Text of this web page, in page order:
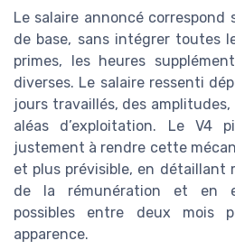
Le salaire annoncé
de base, sans intégrer toutes
primes, les heures
diverses. Le salaire ressenti
jours travaillés, des
aléas d’exploitation. Le V4
justement à rendre cette
et plus prévisible, en détaillant
de la rémunération et en
possibles entre deux mois
apparence.